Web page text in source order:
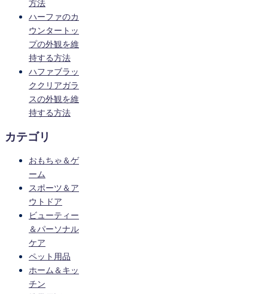
方法
ハーファのカ
ウンタートッ
プの外観を維
持する方法
ハファブラッ
ククリアガラ
スの外観を維
持する方法
カテゴリ
おもちゃ＆ゲ
ーム
スポーツ＆ア
ウトドア
ビューティー
＆パーソナル
ケア
ペット用品
ホーム＆キッ
チン